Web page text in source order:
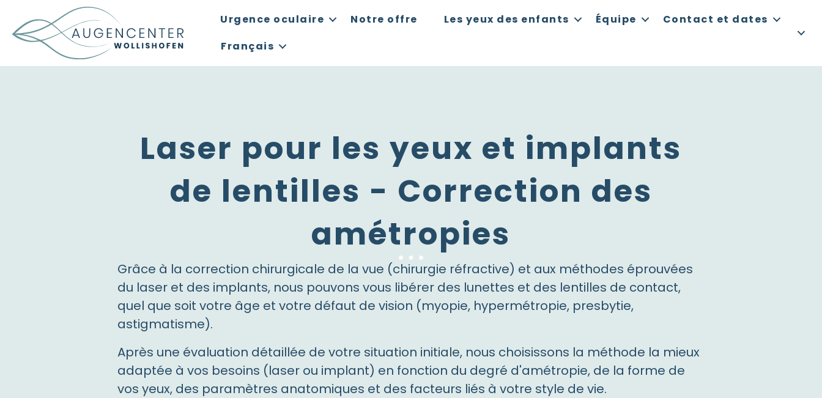
Urgence oculaire Notre offre Les yeux des enfants Équipe
Contact et dates
Français
Laser pour les yeux et implants
de lentilles - Correction des
amétropies
Grâce à la correction chirurgicale de la vue (chirurgie réfractive) et aux méthodes éprouvées
du laser et des implants, nous pouvons vous libérer des lunettes et des lentilles de contact,
quel que soit votre âge et votre défaut de vision (myopie, hypermétropie, presbytie,
astigmatisme).
Après une évaluation détaillée de votre situation initiale, nous choisissons la méthode la mieux
adaptée à vos besoins (laser ou implant) en fonction du degré d'amétropie, de la forme de
vos yeux, des paramètres anatomiques et des facteurs liés à votre style de vie.